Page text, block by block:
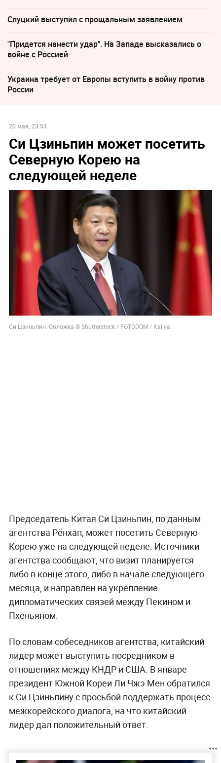
Слуцкий выступил с прощальным заявлением
"Придется нанести удар". На Западе высказались о
войне с Россией
Украина требует от Европы вступить в войну против
России
20 мая, 23:53
Си Цзиньпин может посетить
Северную Корею на
следующей неделе
Си Цзиньпин. Обложка © Shutterstock / FOTODOM / Kaliva
Председатель Китая Си Цзиньпин, по данным
агентства Рёнхап, может посетить Северную
Корею уже на следующей неделе. Источники
агентства сообщают, что визит планируется
либо в конце этого, либо в начале следующего
месяца, и направлен на укрепление
дипломатических связей между Пекином и
Пхеньяном.
По словам собеседников агентства, китайский
лидер может выступить посредником в
отношениях между КНДР и США. В январе
президент Южной Кореи Ли Чжэ Мен обратился
к Си Цзиньпину с просьбой поддержать процесс
межкорейского диалога, на что китайский
лидер дал положительный ответ.